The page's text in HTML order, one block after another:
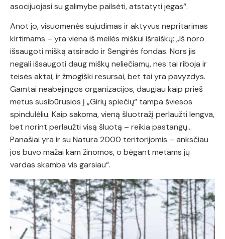
asocijuojasi su galimybe pailsėti, atstatyti jėgas“.
Anot jo, visuomenės sujudimas ir aktyvus nepritarimas
kirtimams – yra viena iš meilės miškui išraiškų: „Iš noro
išsaugoti mišką atsirado ir Sengirės fondas. Nors jis
negali išsaugoti daug miškų neliečiamų, nes tai riboja ir
teisės aktai, ir žmogiški resursai, bet tai yra pavyzdys.
Gamtai neabejingos organizacijos, daugiau kaip prieš
metus susibūrusios į „Girių spiečių“ tampa šviesos
spindulėliu. Kaip sakoma, vieną šluotražį perlaužti lengva,
bet norint perlaužti visą šluotą – reikia pastangų…
Panašiai yra ir su Natura 2000 teritorijomis – anksčiau
jos buvo mažai kam žinomos, o bėgant metams jų
vardas skamba vis garsiau“.